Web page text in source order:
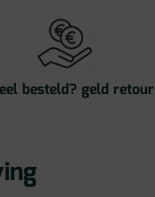
besteld? geld retour